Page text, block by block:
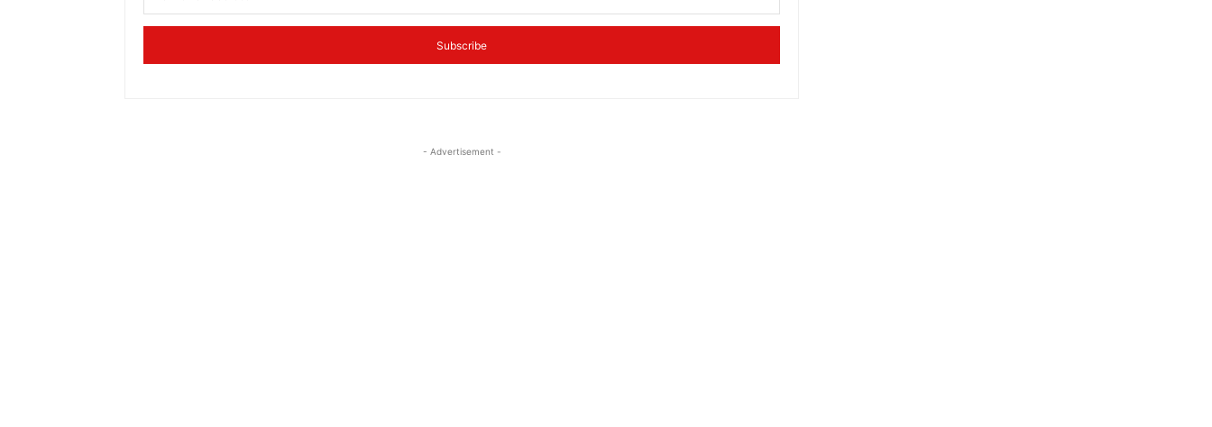
Subscribe
- Advertisement -